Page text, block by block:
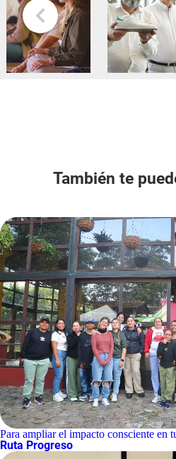
También te
Para ampliar el impacto consciente en
Ruta Progreso